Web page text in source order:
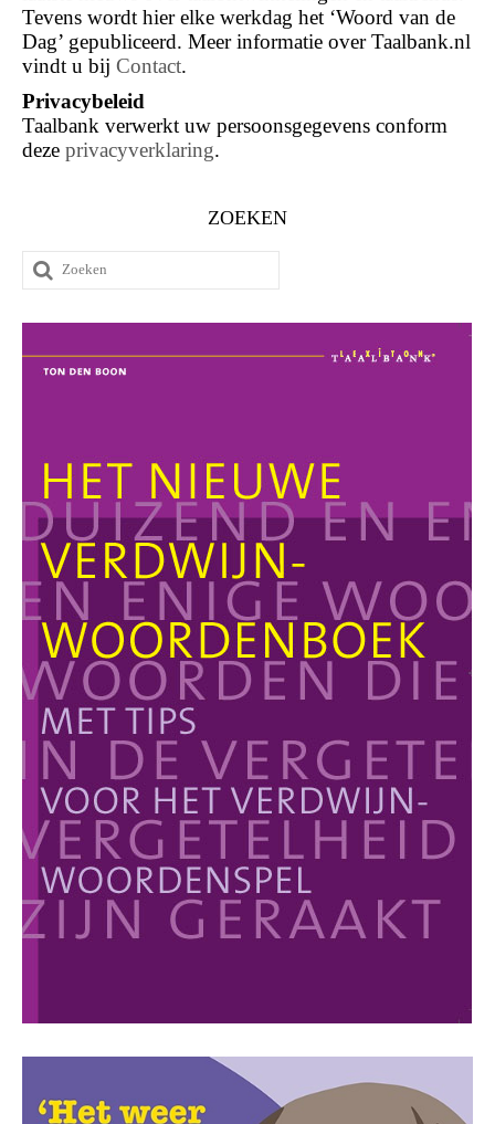
Tevens wordt hier elke werkdag het ‘Woord van de
Dag’ gepubliceerd. Meer informatie over Taalbank.nl
vindt u bij Contact.
Privacybeleid
Taalbank verwerkt uw persoonsgegevens conform
deze privacyverklaring.
ZOEKEN
Zoeken
naar: